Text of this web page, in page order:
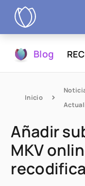
Blog
Inicio
Añadir
MKV